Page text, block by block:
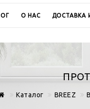
О НАС ДОСТАВКА
Каталог BREEZ